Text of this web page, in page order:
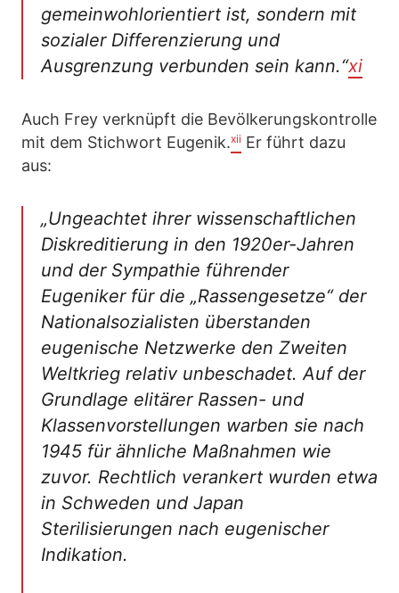
gemeinwohlorientiert ist, sondern mit
sozialer Differenzierung und
Ausgrenzung verbunden sein kann.“xi
Auch Frey verknüpft die Bevölkerungskontrolle
mit dem Stichwort Eugenik.xii Er führt dazu
aus:
„Ungeachtet ihrer wissenschaftlichen
Diskreditierung in den 1920er-Jahren
und der Sympathie führender
Eugeniker für die „Rassengesetze“ der
Nationalsozialisten überstanden
eugenische Netzwerke den Zweiten
Weltkrieg relativ unbeschadet. Auf der
Grundlage elitärer Rassen- und
Klassenvorstellungen warben sie nach
1945 für ähnliche Maßnahmen wie
zuvor. Rechtlich verankert wurden etwa
in Schweden und Japan
Sterilisierungen nach eugenischer
Indikation.